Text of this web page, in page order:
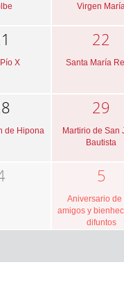
Virgen
X
22
Santa María
de Hipona
29
Martirio de San
Bautista
5
Aniversario de
amigos y
difuntos